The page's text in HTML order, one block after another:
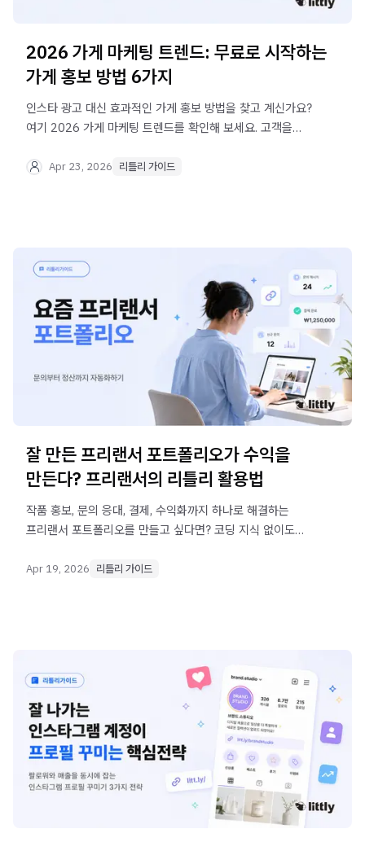
2026 가게 마케팅 트렌드: 무료로 시작하는
가게 홍보 방법 6가지
인스타 광고 대신 효과적인 가게 홍보 방법을 찾고 계신가요?
여기 2026 가게 마케팅 트렌드를 확인해 보세요. 고객을
Apr 23, 2026 리틀리 가이드
잘 만든 프리랜서 포트폴리오가 수익을
만든다? 프리랜서의 리틀리 활용법
작품 홍보, 문의 응대, 결제, 수익화까지 하나로 해결하는
프리랜서 포트폴리오를 만들고 싶다면? 코딩 지식 없이도
알려드립니다.
Apr 19, 2026 리틀리 가이드